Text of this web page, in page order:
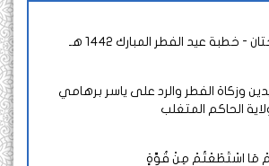
عيد الفطر المبارك 1442 هـ
الفطر والرد على ياسر برهامي
المتغلب
اسْتَطَعْتُمْ مِنْ قُوَّةٍ